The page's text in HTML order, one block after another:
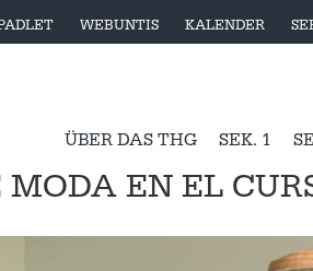
WEBUNTIS KALENDER
ÜBER DAS THG SEK. 1
EN EL